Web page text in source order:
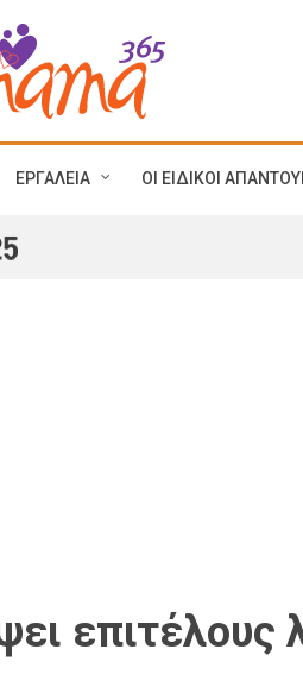
ΕΡΓΑΛΕΙΑ ΟΙ ΕΙΔΙΚΟΙ
επιτέλους